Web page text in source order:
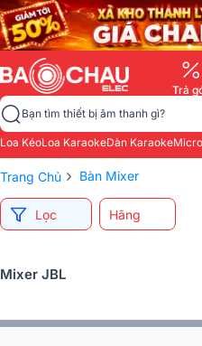
Trả
Bạn tìm thiết bị âm thanh gì?
Loa KéoLoa KaraokeDàn Karaoke
Trang Chủ › Bàn Mixer
Lọc Hãng
Mixer JBL